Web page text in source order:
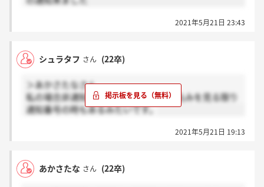
2021年5月21日 23:43
シュラタフ さん (22卒)
＞あかさたなさん
私の場合非通知でしたが、過去の書き込みを見る限り
通知番号の時もあるみたいです。
2021年5月21日 19:13
あかさたな さん (22卒)